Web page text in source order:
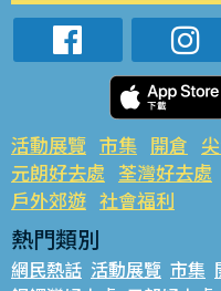
活動展覽 市集 開倉
元朗好去處 荃灣好去處
戶外郊遊 社會福利
熱門類別
網民熱話 活動展覽 市集